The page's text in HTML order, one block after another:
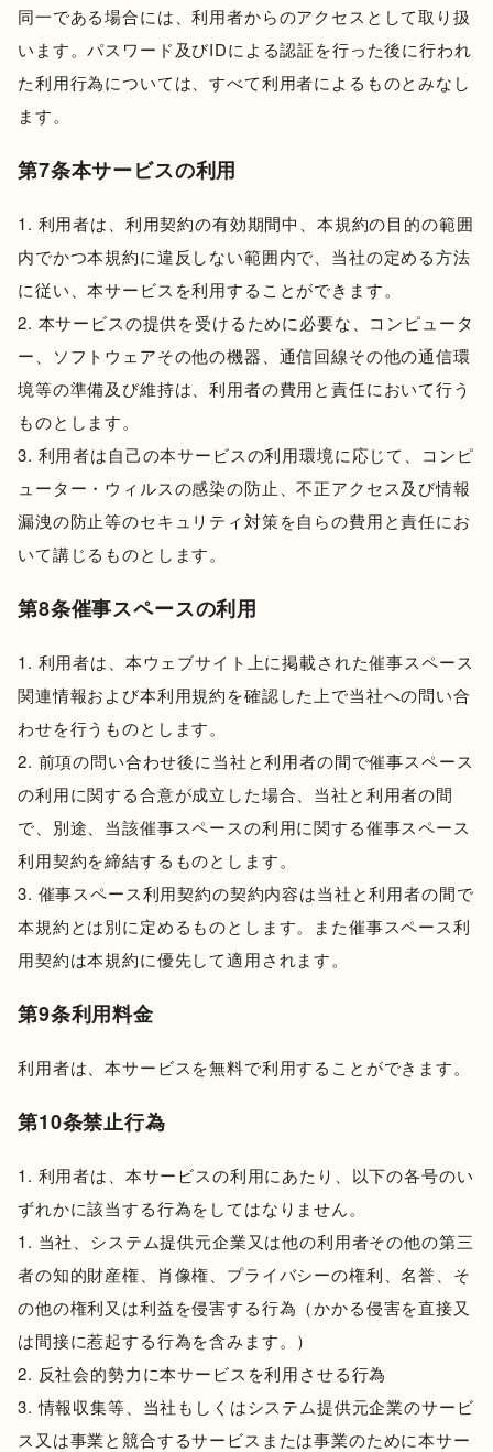
同一である場合には、利用者からのアクセスとして取り扱
います。パスワード及びIDによる認証を行った後に行われ
た利用行為については、すべて利用者によるものとみなし
ます。
第7条本サービスの利用
利用者は、利用契約の有効期間中、本規約の目的の範囲
内でかつ本規約に違反しない範囲内で、当社の定める方法
に従い、本サービスを利用することができます。
本サービスの提供を受けるために必要な、コンピュータ
ー、ソフトウェアその他の機器、通信回線その他の通信環
境等の準備及び維持は、利用者の費用と責任において行う
ものとします。
利用者は自己の本サービスの利用環境に応じて、コンピ
ューター・ウィルスの感染の防止、不正アクセス及び情報
漏洩の防止等のセキュリティ対策を自らの費用と責任にお
いて講じるものとします。
第8条催事スペースの利用
利用者は、本ウェブサイト上に掲載された催事スペース
関連情報および本利用規約を確認した上で当社への問い合
わせを行うものとします。
前項の問い合わせ後に当社と利用者の間で催事スペース
の利用に関する合意が成立した場合、当社と利用者の間
で、別途、当該催事スペースの利用に関する催事スペース
利用契約を締結するものとします。
催事スペース利用契約の契約内容は当社と利用者の間で
本規約とは別に定めるものとします。また催事スペース利
用契約は本規約に優先して適用されます。
第9条利用料金
利用者は、本サービスを無料で利用することができます。
第10条禁止行為
利用者は、本サービスの利用にあたり、以下の各号のい
ずれかに該当する行為をしてはなりません。
当社、システム提供元企業又は他の利用者その他の第三
者の知的財産権、肖像権、プライバシーの権利、名誉、そ
の他の権利又は利益を侵害する行為（かかる侵害を直接又
は間接に惹起する行為を含みます。）
反社会的勢力に本サービスを利用させる行為
情報収集等、当社もしくはシステム提供元企業のサービ
ス又は事業と競合するサービスまたは事業のために本サー